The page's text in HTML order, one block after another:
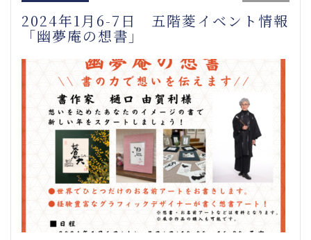
2024年1月6-7日 五階菱イベント情報
「幽夢庵の想書」